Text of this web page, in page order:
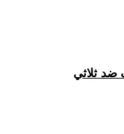
ضد ثلاثي